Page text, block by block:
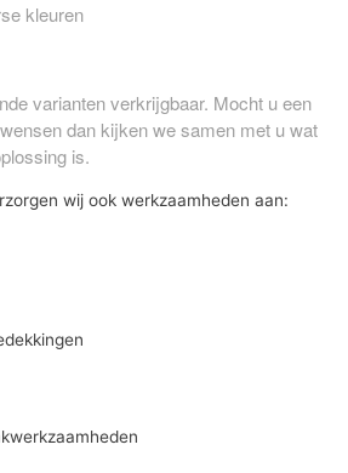
kleuren
varianten verkrijgbaar. Mocht u een
dan kijken we samen met u wat
is.
wij ook werkzaamheden aan: